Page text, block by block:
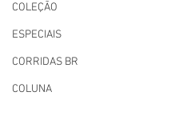
COLEÇÃO
ESPECIAIS
CORRIDAS BR
COLUNA